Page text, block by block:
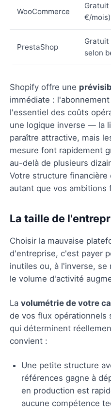
WooCommerce
Gratuit
€/mois)
PrestaShop
Gratuit
selon
Shopify offre une
immédiate :
l'essentiel des coûts
une logique inverse — la
paraître attractive, mais
mesure font rapidement
au-delà de plusieurs
Votre structure
autant que vos ambitions
La taille de
Choisir la mauvaise
d'entreprise, c'est payer
inutiles ou, à l'inverse,
le volume d'activité
La volumétrie de votre
de vos flux opérationnels
qui déterminent
convient :
Une petite structure
références gagne à
en production est
aucune compétence